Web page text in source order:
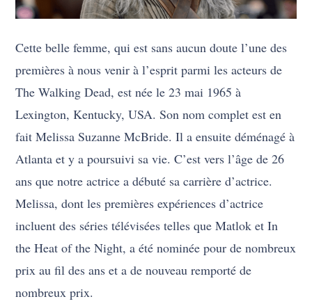
Cette belle femme, qui est sans aucun doute l’une des
premières à nous venir à l’esprit parmi les acteurs de
The Walking Dead, est née le 23 mai 1965 à
Lexington, Kentucky, USA. Son nom complet est en
fait Melissa Suzanne McBride. Il a ensuite déménagé à
Atlanta et y a poursuivi sa vie. C’est vers l’âge de 26
ans que notre actrice a débuté sa carrière d’actrice.
Melissa, dont les premières expériences d’actrice
incluent des séries télévisées telles que Matlok et In
the Heat of the Night, a été nominée pour de nombreux
prix au fil des ans et a de nouveau remporté de
nombreux prix.